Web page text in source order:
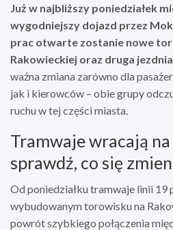
Już w najbliższy poniedziałek
wygodniejszy dojazd przez
prac otwarte zostanie nowe
Rakowieckiej oraz druga
ważna zmiana zarówno dla
jak i kierowców – obie grupy
ruchu w tej części miasta.
Tramwaje wracają
sprawdź, co się
Od poniedziałku tramwaje linii 19
wybudowanym torowisku na
powrót szybkiego połączenia